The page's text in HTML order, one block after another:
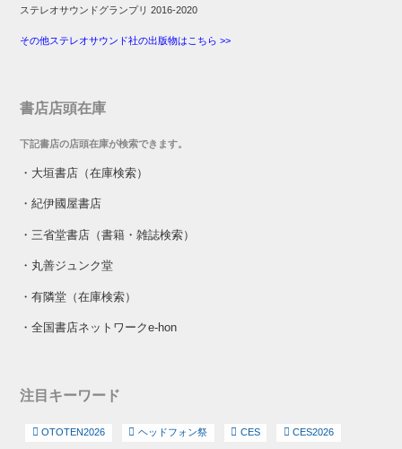
ステレオサウンドグランプリ 2016-2020
その他ステレオサウンド社の出版物はこちら >>
書店店頭在庫
下記書店の店頭在庫が検索できます。
・ 大垣書店（在庫検索）
・紀伊國屋書店
・ 三省堂書店（書籍・雑誌検索）
・ 丸善ジュンク堂
・有隣堂（在庫検索）
・全国書店ネットワークe-hon
注目キーワード
OTOTEN2026 ヘッドフォン祭 CES CES2026